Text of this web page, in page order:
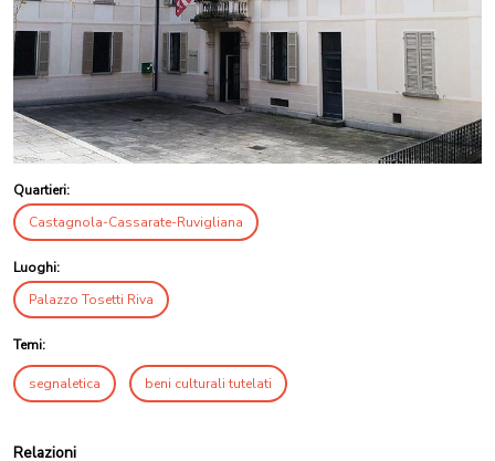
Quartieri:
Castagnola-Cassarate-Ruvigliana
Luoghi:
Palazzo Tosetti Riva
Temi:
segnaletica beni culturali tutelati
Relazioni